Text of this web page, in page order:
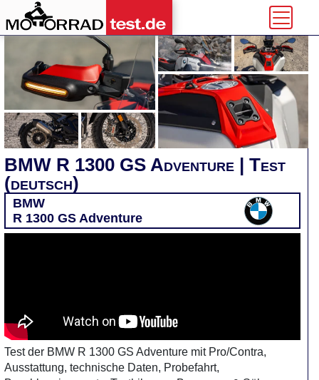
BMW R 1300 GS Adventure | Test
(deutsch)
BMW
R 1300 GS Adventure
Test der BMW R 1300 GS Adventure mit Pro/Contra,
Ausstattung, technische Daten, Probefahrt,